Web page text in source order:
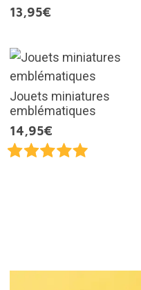
13,95€
Jouets miniatures
emblématiques
14,95€